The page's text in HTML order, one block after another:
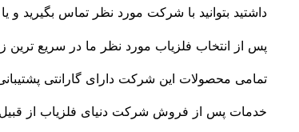
داشتید بتوانید با شرکت مورد نظر تماس بگیرید و یا
پس از انتخاب فلزیاب مورد نظر ما در سریع
تمامی محصولات این شرکت دارای گارانتی
خدمات پس از فروش شرکت دنیای فلزیاب از